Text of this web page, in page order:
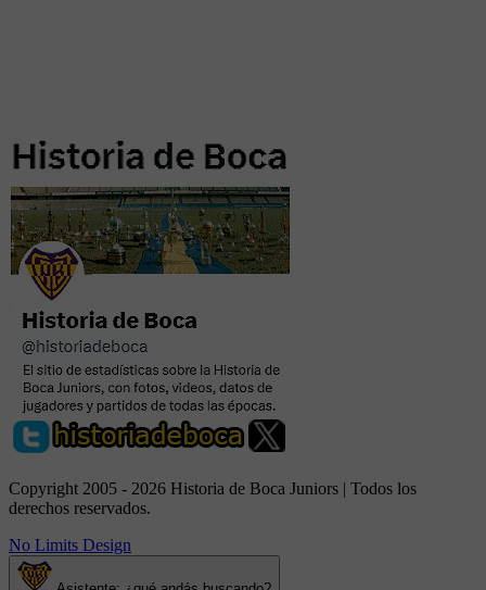
Copyright 2005 - 2026 Historia de Boca Juniors | Todos los
derechos reservados.
No Limits Design